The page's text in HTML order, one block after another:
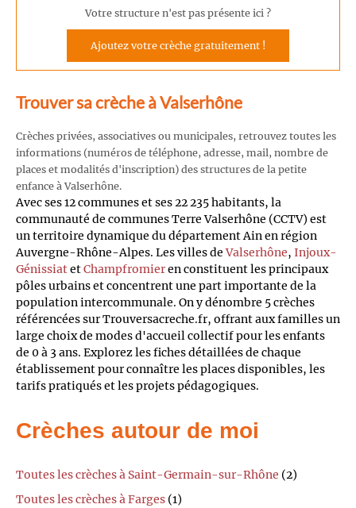
Votre structure n'est pas présente ici ?
Ajoutez votre crèche gratuitement !
Trouver sa crèche à Valserhône
Crèches privées, associatives ou municipales, retrouvez toutes les
informations (numéros de téléphone, adresse, mail, nombre de
places et modalités d'inscription) des structures de la petite
enfance à Valserhône.
Avec ses 12 communes et ses 22 235 habitants, la
communauté de communes Terre Valserhône (CCTV) est
un territoire dynamique du département Ain en région
Auvergne-Rhône-Alpes. Les villes deValserhône, Injoux-
GénissiatetChampfromieren constituent les principaux
pôles urbains et concentrent une part importante de la
population intercommunale. On y dénombre 5 crèches
référencées sur Trouversacreche.fr, offrant aux familles un
large choix de modes d'accueil collectif pour les enfants
de 0 à 3 ans. Explorez les fiches détaillées de chaque
établissement pour connaître les places disponibles, les
tarifs pratiqués et les projets pédagogiques.
Crèches autour de moi
Toutes les crèches à Saint-Germain-sur-Rhône (2)
Toutes les crèches à Farges (1)